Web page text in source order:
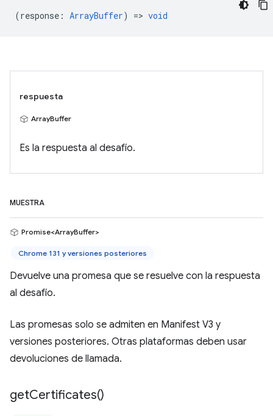
(response : ArrayBuffer) => void
respuesta
ArrayBuffer
Es la respuesta al desafío.
MUESTRA
Promise<ArrayBuffer>
Chrome 131 y versiones posteriores
Devuelve una promesa que se resuelve con la respuesta
al desafío.
Las promesas solo se admiten en Manifest V3 y
versiones posteriores. Otras plataformas deben usar
devoluciones de llamada.
getCertificates()